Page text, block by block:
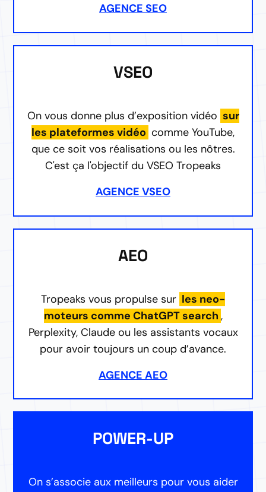
AGENCE SEO
VSEO
On vous donne plus d’exposition vidéo sur
les plateformes vidéo comme YouTube,
que ce soit vos réalisations ou les nôtres.
C'est ça l'objectif du VSEO Tropeaks
AGENCE VSEO
AEO
Tropeaks vous propulse sur les neo-
moteurs comme ChatGPT search ,
Perplexity, Claude ou les assistants vocaux
pour avoir toujours un coup d’avance.
AGENCE AEO
POWER-UP
On s’associe aux meilleurs pour vous aider